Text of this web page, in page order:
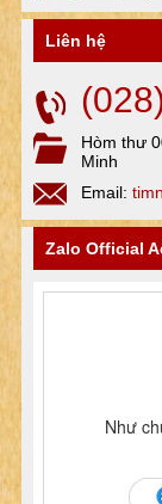
Liên hệ
Hòm thư
Minh
Email:
Zalo Official